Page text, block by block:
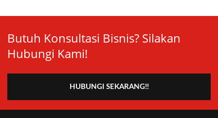
Butuh Konsultasi Bisnis? Silakan
Hubungi Kami!
HUBUNGI SEKARANG!!